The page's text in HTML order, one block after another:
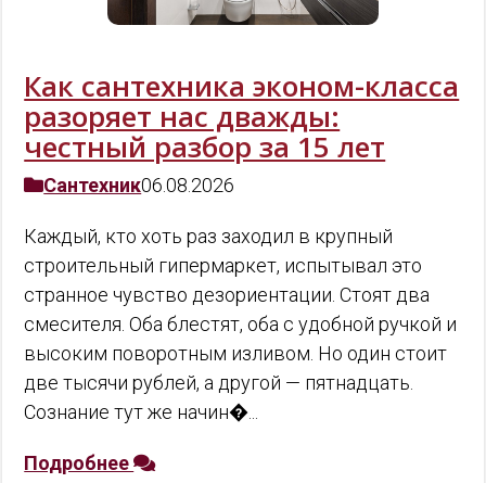
Как сантехника эконом-класса
разоряет нас дважды:
честный разбор за 15 лет
Сантехник06.08.2026
Каждый, кто хоть раз заходил в крупный
строительный гипермаркет, испытывал это
странное чувство дезориентации. Стоят два
смесителя. Оба блестят, оба с удобной ручкой и
высоким поворотным изливом. Но один стоит
две тысячи рублей, а другой — пятнадцать.
Сознание тут же начин�...
Подробнее